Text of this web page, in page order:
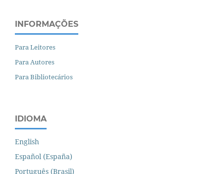
INFORMAÇÕES
Para Leitores
Para Autores
Para Bibliotecários
IDIOMA
English
Español (España)
Português (Brasil)